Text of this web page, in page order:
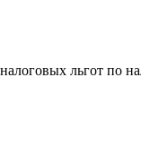
льгот по